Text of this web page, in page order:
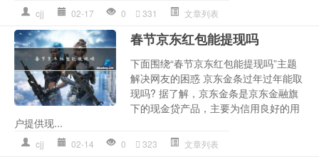
cjj 02-17 0 331 文章列表
春节京东红包能提现吗
下面围绕“春节京东红包能提现吗”主题
解决网友的困惑 京东金条过年过年能取
现吗? 据了解，京东金条是京东金融旗
下的现金贷产品，主要为信用良好的用
户提供现...
cjj 02-14 0 323 文章列表